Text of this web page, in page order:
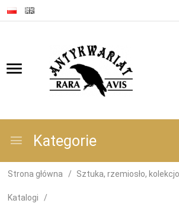
Kategorie
Strona główna Sztuka, rzemiosło,
Katalogi